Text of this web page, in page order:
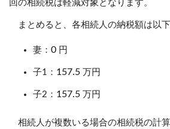
回の相続税は軽減対象となります。
まとめると、各相続人の納税額は以
妻： 0 円
子1： 157.5 万円
子2： 157.5 万円
相続人が複数いる場合の相続税の計